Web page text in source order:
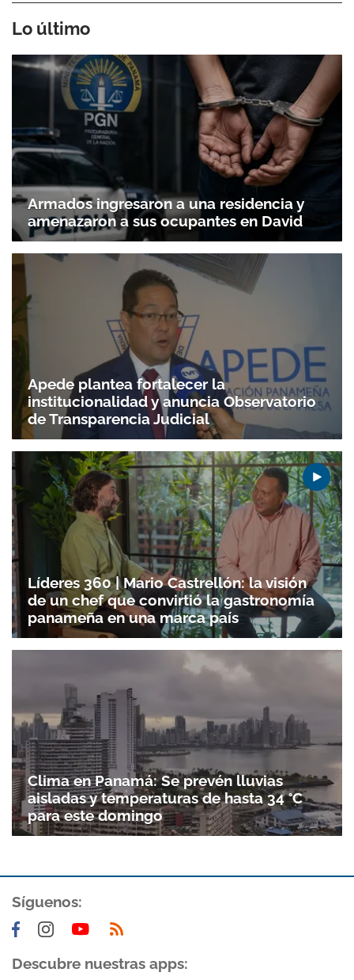
Gracias por suscribirte a nuestro boletín.
ACEPTAR
Lo último
Armados ingresaron a una residencia y
amenazaron a sus ocupantes en David
Apede plantea fortalecer la
institucionalidad y anuncia Observatorio
de Transparencia Judicial
Líderes 360 | Mario Castrellón: la visión
de un chef que convirtió la gastronomía
panameña en una marca país
Clima en Panamá: Se prevén lluvias
aisladas y temperaturas de hasta 34 °C
para este domingo
Síguenos:
Descubre nuestras apps: